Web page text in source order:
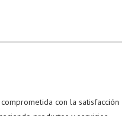
con la satisfacción